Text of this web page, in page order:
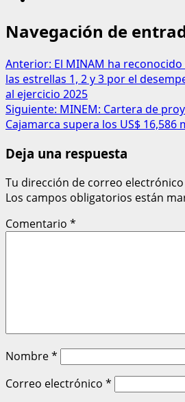
Navegación de
Anterior: El MINAM ha
las estrellas 1, 2 y 3 por el
al ejercicio 2025
Siguiente: MINEM: Cartera de
Cajamarca supera los US$ 16,586
Deja una respuesta
Tu dirección de correo
Los campos obligatorios están
Comentario *
Nombre*
Correo electrónico *